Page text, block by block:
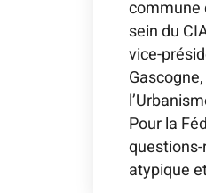
commune
sein du
vice-
Pour la
atypique